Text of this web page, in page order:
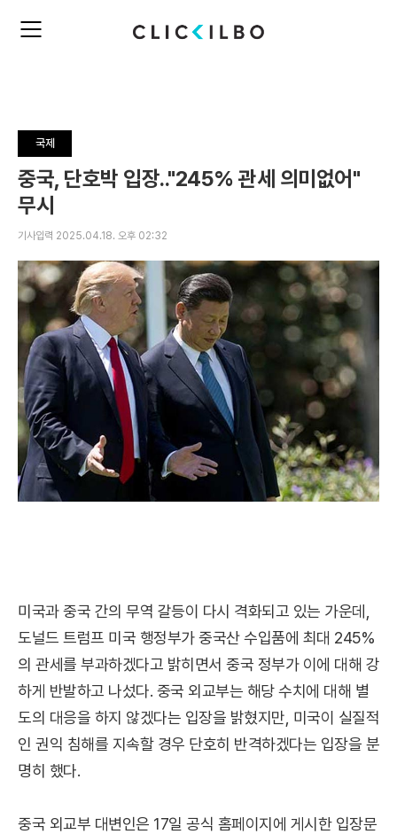
주
뉴
펼
치
기
국제
중국, 단호박 입장.."245% 관세 의미없어"
무시
기사입력 2025.04.18. 오후 02:32
미국과 중국 간의 무역 갈등이 다시 격화되고 있는 가운데,
도널드 트럼프 미국 행정부가 중국산 수입품에 최대 245%
의 관세를 부과하겠다고 밝히면서 중국 정부가 이에 대해 강
하게 반발하고 나섰다. 중국 외교부는 해당 수치에 대해 별
도의 대응을 하지 않겠다는 입장을 밝혔지만, 미국이 실질적
인 권익 침해를 지속할 경우 단호히 반격하겠다는 입장을 분
명히 했다.
중국 외교부 대변인은 17일 공식 홈페이지에 게시한 입장문